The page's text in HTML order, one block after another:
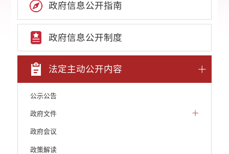
政府信息公开指南
政府信息公开制度
法定主动公开内容
公示公告
政府文件
政府会议
政策解读